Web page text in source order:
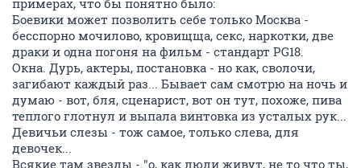
примерах, что бы понятно было:
Боевики может позволить себе только Москва -
бесспорно мочилово, кровищща, секс, наркотки, две
драки и одна погоня на фильм - стандарт PG18.
Окна. Дурь, актеры, постановка - но как, сволочи,
загибают каждый раз... Бывает сам смотрю на ночь и
думаю - вот, бля, сценарист, вот он тут, похоже, пива
теплого глотнул и выпала винтовка из усталых рук...
Девичьи слезы - тож самое, только слева, для
девочек...
Всякие там звезды - "о, как люди живут, не то что ты,